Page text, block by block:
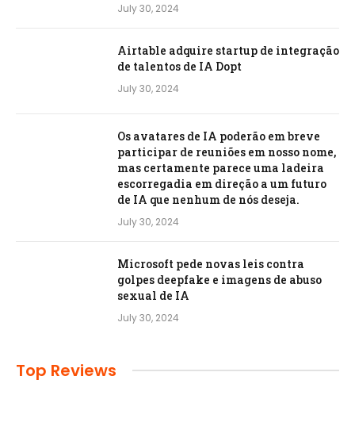
July 30, 2024
Airtable adquire startup de integração
de talentos de IA Dopt
July 30, 2024
Os avatares de IA poderão em breve
participar de reuniões em nosso nome,
mas certamente parece uma ladeira
escorregadia em direção a um futuro
de IA que nenhum de nós deseja.
July 30, 2024
Microsoft pede novas leis contra
golpes deepfake e imagens de abuso
sexual de IA
July 30, 2024
Top Reviews